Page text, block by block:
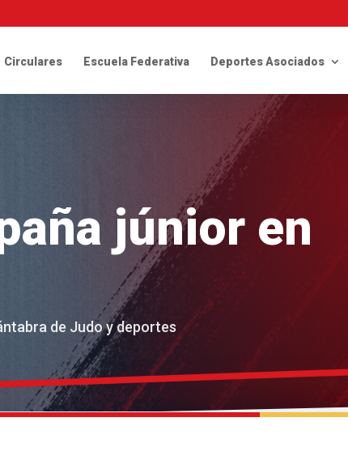
Circulares Escuela Federativa Deportes Asociados
júnior en
de Judo y deportes